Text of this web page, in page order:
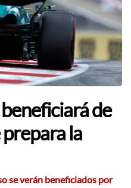
de
la
se verán beneficiados por